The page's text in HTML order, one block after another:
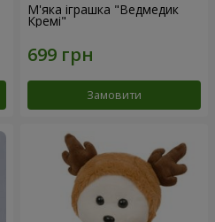
М'яка іграшка "Ведмедик
Кремі"
Замовити